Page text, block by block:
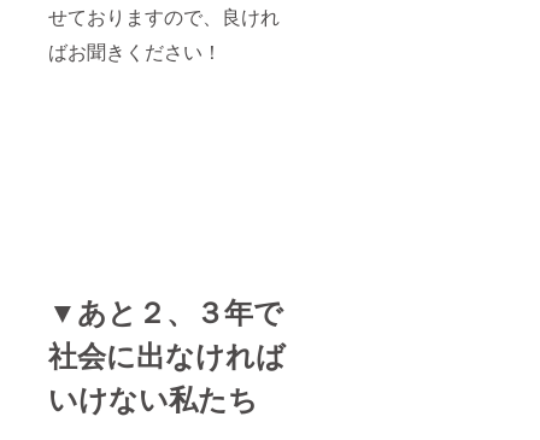
せておりますので、良けれ
ばお聞きください！
▼あと２、３年で
社会に出なければ
いけない私たち